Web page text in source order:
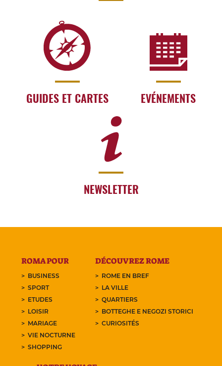
GUIDES ET CARTES EVÉNEMENTS
NEWSLETTER
ROMA POUR
BUSINESS
SPORT
ETUDES
LOISIR
MARIAGE
VIE NOCTURNE
SHOPPING
DÉCOUVREZ ROME
ROME EN BREF
LA VILLE
QUARTIERS
BOTTEGHE E NEGOZI STORICI
CURIOSITÉS